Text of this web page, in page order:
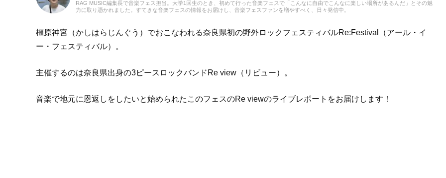
RAG MUSIC編集長で音楽フェス担当。大学1回生のとき、初めて行った音楽フェスで「こんなに自由でこんなに楽しい場所があるんだ」とその魅
力に取り憑かれました。すてきな音楽フェスの情報をお届けし、音楽フェスファンを増やすべく、日々発信中。
橿原神宮（かしはらじんぐう）でおこなわれる奈良県初の野外ロックフェスティバルRe:Festival（アール・イ
ー・フェスティバル）。
主催するのは奈良県出身の3ピースロックバンドRe view（リビュー）。
音楽で地元に恩返しをしたいと始められたこのフェスのRe viewのライブレポートをお届けします！